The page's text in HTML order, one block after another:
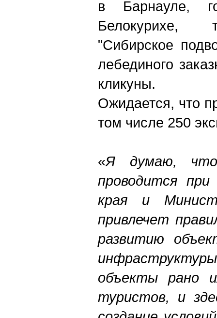
в Барнауле,
Белокурихе,
"Сибирское
лебединого
кликуны.
Ожидается, что
том числе 250
«Я думаю, что
проводится
края и
привлечет
развитию
объекты рано
туристов, и